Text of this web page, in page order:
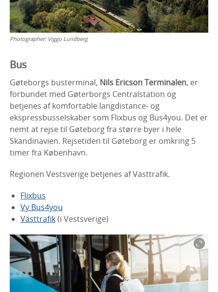
Photographer: Viggo Lundberg
Bus
Gøteborgs busterminal, Nils Ericson Terminalen, er
forbundet med Gøterborgs Centralstation og
betjenes af komfortable langdistance- og
ekspressbusselskaber som Flixbus og Bus4you. Det er
nemt at rejse til Gøteborg fra større byer i hele
Skandinavien. Rejsetiden til Gøteborg er omkring 5
timer fra København.
Regionen Vestsverige betjenes af Västtrafik.
Flixbus
Vy Bus4you
Västtrafik(i Vestsverige)